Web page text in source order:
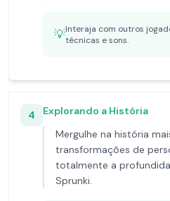
💡Interaja com outros
técnicas e sons.
4
Explorando a História
Mergulhe na história
transformações de
totalmente a
Sprunki.